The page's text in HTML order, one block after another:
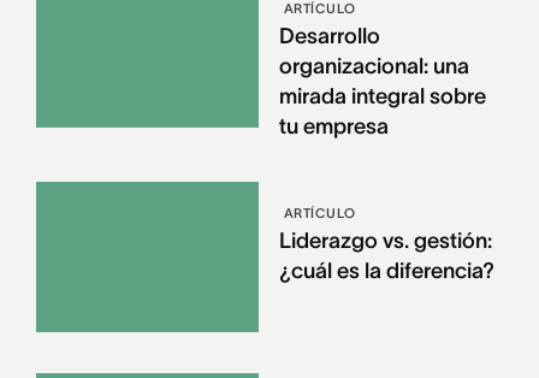
ARTÍCULO
Desarrollo
organizacional: una
mirada integral sobre
tu empresa
ARTÍCULO
Liderazgo vs. gestión:
¿cuál es la diferencia?